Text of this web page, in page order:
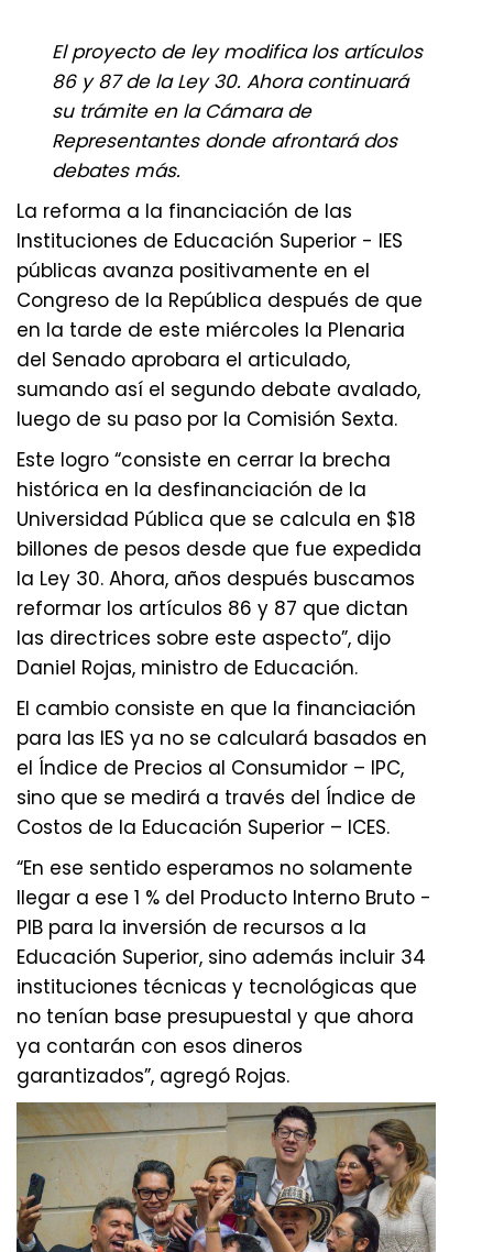
El proyecto de ley modifica los artículos
86 y 87 de la Ley 30. Ahora continuará
su trámite en la Cámara de
Representantes donde afrontará dos
debates más.
La reforma a la financiación de las
Instituciones de Educación Superior - IES
públicas avanza positivamente en el
Congreso de la República después de que
en la tarde de este miércoles la Plenaria
del Senado aprobara el articulado,
sumando así el segundo debate avalado,
luego de su paso por la Comisión Sexta.
Este logro “consiste en cerrar la brecha
histórica en la desfinanciación de la
Universidad Pública que se calcula en $18
billones de pesos desde que fue expedida
la Ley 30. Ahora, años después buscamos
reformar los artículos 86 y 87 que dictan
las directrices sobre este aspecto”, dijo
Daniel Rojas, ministro de Educación.
El cambio consiste en que la financiación
para las IES ya no se calculará basados en
el Índice de Precios al Consumidor – IPC,
sino que se medirá a través del Índice de
Costos de la Educación Superior – ICES.
“En ese sentido esperamos no solamente
llegar a ese 1 % del Producto Interno Bruto -
PIB para la inversión de recursos a la
Educación Superior, sino además incluir 34
instituciones técnicas y tecnológicas que
no tenían base presupuestal y que ahora
ya contarán con esos dineros
garantizados”, agregó Rojas.